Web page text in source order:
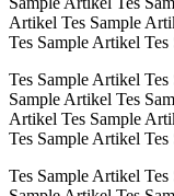
Artikel Tes Sample
Tes Sample Artikel
Tes Sample Artikel
Sample Artikel Tes
Artikel Tes Sample
Tes Sample Artikel
Tes Sample Artikel